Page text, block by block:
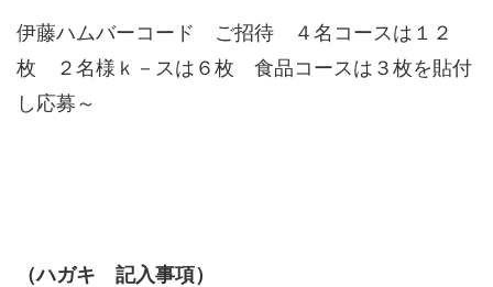
伊藤ハムバーコード ご招待 ４名コースは１２
枚 ２名様ｋ－スは６枚 食品コースは３枚を貼付
し応募～
（ハガキ 記入事項）